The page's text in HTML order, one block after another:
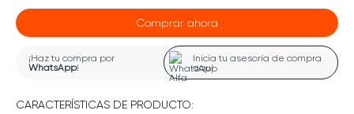
Comprar ahora
¡Haz tu compra por
WhatsApp!
Inicia tu asesoría de compra
aquí
CARACTERÍSTICAS DE PRODUCTO: